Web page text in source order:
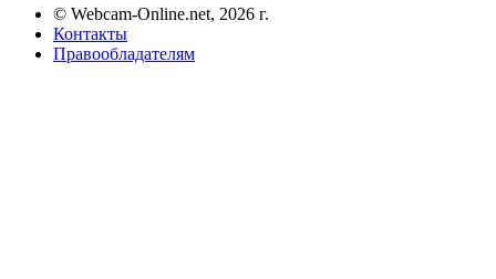
© Webcam-Online.net, 2026 г.
Контакты
Правообладателям